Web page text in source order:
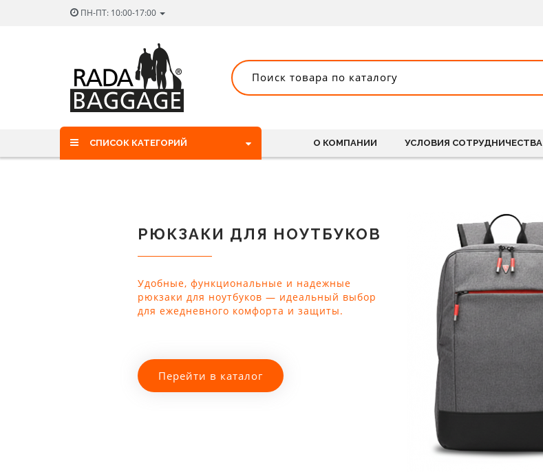
ПН-ПТ: 10:00-17:00
СПИСОК КАТЕГОРИЙ О КОМПАНИИ УСЛОВИЯ СОТРУДНИЧЕСТВА
РЮКЗАКИ ДЛЯ НОУТБУКОВ
Удобные, функциональные и надежные
рюкзаки для ноутбуков — идеальный выбор
для ежедневного комфорта и защиты.
Перейти в каталог